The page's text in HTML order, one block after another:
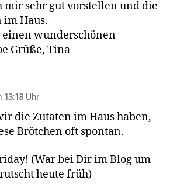
mir sehr gut vorstellen und die
im Haus.
wunderschönen
Grüße, Tina
Uhr
die Zutaten im Haus haben,
Brötchen oft spontan.
(War bei Dir im Blog um
heute früh)